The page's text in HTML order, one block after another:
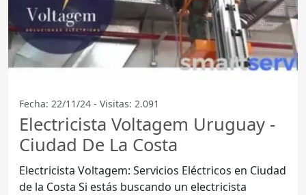
Fecha: 22/11/24 - Visitas: 2.091
Electricista Voltagem Uruguay -
Ciudad De La Costa
Electricista Voltagem: Servicios Eléctricos en Ciudad
de la Costa Si estás buscando un electricista